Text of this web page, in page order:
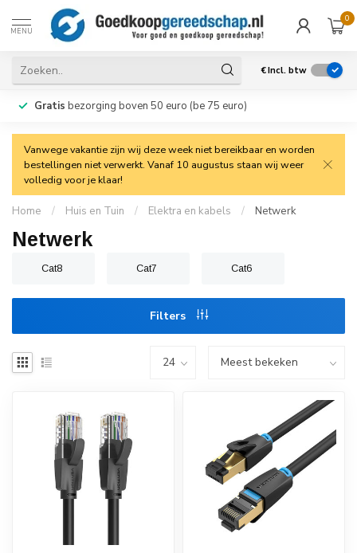
MENU
0
€Incl. btw
Gratis bezorging boven 50 euro (be 75 euro)
Vanwege vakantie zijn wij deze week niet bereikbaar en worden
bestellingen niet verwerkt. Vanaf 10 augustus staan wij weer
volledig voor je klaar!
Home / Huis en Tuin / Elektra en kabels / Netwerk
Netwerk
Cat8 Cat7 Cat6
Filters